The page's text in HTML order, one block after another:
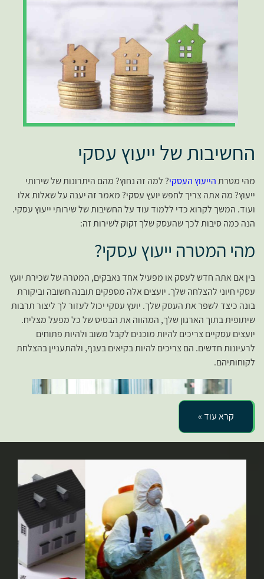
החשיבות של ייעוץ עסקי
מהי מטרתהייעוץ העסקי? למה זה נחוץ? מהם היתרונות של שירותי
ייעוץ? מה אתה צריך לחפש יועץ עסקי? מאמר זה יענה על שאלות אלו
ועוד. המשך לקרוא כדי ללמוד עוד על החשיבות של שירותי ייעוץ עסקי.
הנה כמה סיבות לכך שהעסק שלך זקוק לשירות זה:
מהי המטרה ייעוץ עסקי?
בין אם אתה חדש לעסק או מפעיל אחד נאבקים, המטרה של שכירת יועץ
עסקי חיוני להצלחה שלך. יועצים אלה מספקים תובנה חשובה וביקורת
בונה כיצד לשפר את העסק שלך. יועץ עסקי יכול לעזור לך ליצור תרבות
שיתופית בתוך הארגון שלך, המהווה את הבסיס של כל מפעל מצליח.
יועצים עסקיים צריכים להיות מוכנים לקבל משוב ולהיות פתוחים
לרעיונות חדשים. הם צריכים להיות בקיאים בענף, ולהתעניין בהצלחת
לקוחותיהם.
לדוגמה, יועץ עשוי לסייע לחברה בארגון מחדש של החברה שלהם כדי
למקסם את נכסיהם ולמזער את התחייבויותיהם. היועץ יכול גם לעבוד
עם החברה כדי לבצע ניתוח תחרותי, ללמוד על רוויה בשוק הזדמנויות
חדשות, ולהגדיל את ההכנסות והרווחיות. ייעוץ יכול גם לעזור לעסק
לפתח מוצר או שירות חדש או להרחיב מוצר קיים. אם אתם מחפשים
קרא עוד »